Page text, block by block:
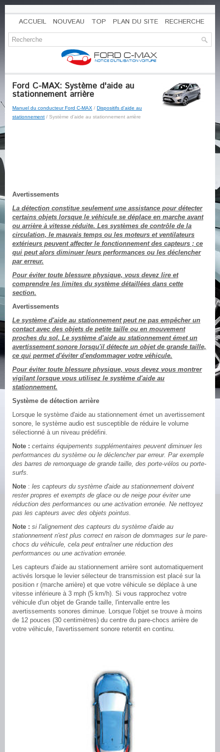
ACCUEIL NOUVEAU TOP PLAN DU SITE RECHERCHE
Ford C-MAX: Système d'aide au
stationnement arrière
Manuel du conducteur Ford C-MAX / Dispositifs d'aide au
stationnement / Système d'aide au stationnement arrière
Avertissements
La détection constitue seulement une assistance pour détecter
certains objets lorsque le véhicule se déplace en marche avant
ou arrière à vitesse réduite. Les systèmes de contrôle de la
circulation, le mauvais temps ou les moteurs et ventilateurs
extérieurs peuvent affecter le fonctionnement des capteurs ; ce
qui peut alors diminuer leurs performances ou les déclencher
par erreur.
Pour éviter toute blessure physique, vous devez lire et
comprendre les limites du système détaillées dans cette
section.
Avertissements
Le système d'aide au stationnement peut ne pas empêcher un
contact avec des objets de petite taille ou en mouvement
proches du sol. Le système d'aide au stationnement émet un
avertissement sonore lorsqu'il détecte un objet de grande taille,
ce qui permet d'éviter d'endommager votre véhicule.
Pour éviter toute blessure physique, vous devez vous montrer
vigilant lorsque vous utilisez le système d'aide au
stationnement.
Système de détection arrière
Lorsque le système d'aide au stationnement émet un avertissement
sonore, le système audio est susceptible de réduire le volume
sélectionné à un niveau prédéfini.
Note : certains équipements supplémentaires peuvent diminuer les
performances du système ou le déclencher par erreur. Par exemple
des barres de remorquage de grande taille, des porte-vélos ou porte-
surfs.
Note : les capteurs du système d'aide au stationnement doivent
rester propres et exempts de glace ou de neige pour éviter une
réduction des performances ou une activation erronée. Ne nettoyez
pas les capteurs avec des objets pointus.
Note : si l'alignement des capteurs du système d'aide au
stationnement n'est plus correct en raison de dommages sur le pare-
chocs du véhicule, cela peut entraîner une réduction des
performances ou une activation erronée.
Les capteurs d'aide au stationnement arrière sont automatiquement
activés lorsque le levier sélecteur de transmission est placé sur la
position r (marche arrière) et que votre véhicule se déplace à une
vitesse inférieure à 3 mph (5 km/h). Si vous rapprochez votre
véhicule d'un objet de Grande taille, l'intervalle entre les
avertissements sonores diminue. Lorsque l'objet se trouve à moins
de 12 pouces (30 centimètres) du centre du pare-chocs arrière de
votre véhicule, l'avertissement sonore retentit en continu.